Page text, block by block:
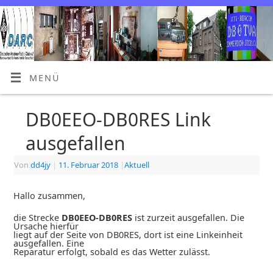
MENÜ
DB0EEO-DB0RES Link
ausgefallen
Von dd4jy | 11. Februar 2018 |Aktuell
Hallo zusammen,
die Strecke DB0EEO-DB0RESist zurzeit ausgefallen. Die
Ursache hierfür
liegt auf der Seite von DB0RES, dort ist eine Linkeinheit
ausgefallen. Eine
Reparatur erfolgt, sobald es das Wetter zulässt.